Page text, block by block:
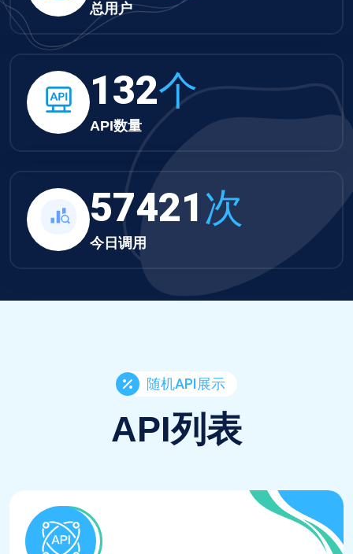
总用户
132个
API数量
57421次
今日调用
随机API展示
API列表